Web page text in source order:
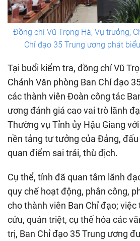
Đồng chí Vũ Trọng Hà, Vụ trưởng,
Chỉ đạo 35 Trung ương phát
Tại buổi kiểm tra, đồng chí Vũ
Chánh Văn phòng Ban Chỉ đạo
các thành viên Đoàn công tác
ương đánh giá cao vai trò lãnh
Thường vụ Tỉnh ủy Hậu Giang
nền tảng tư tưởng của Đảng,
quan điểm sai trái, thù địch.
Cụ thể, tỉnh đã quan tâm lãnh
quy chế hoạt động, phân công,
cho thành viên Ban Chỉ đạo; việc
cứu, quán triệt, cụ thể hóa các
trị, Ban Chỉ đạo 35 Trung ương